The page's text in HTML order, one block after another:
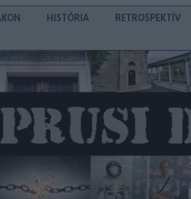
HISTÓRIA RETROSPEKTÍV